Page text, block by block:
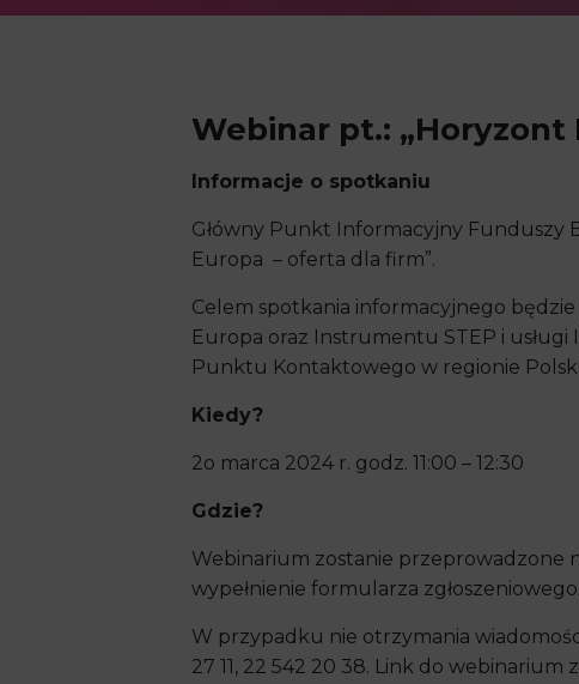
Webinar pt.:
Informacje o spotkaniu
Główny Punkt Informacyjny Funduszy
Europa – oferta dla firm”.
Celem spotkania informacyjnego
Europa oraz Instrumentu STEP i
Punktu Kontaktowego w regionie
Kiedy?
2o marca 2024 r. godz. 11:00 – 12:30
Gdzie?
Webinarium zostanie przeprowadzone
wypełnienie formularza zgłoszeniowego.
W przypadku nie otrzymania
27 11, 22 542 20 38. Link do